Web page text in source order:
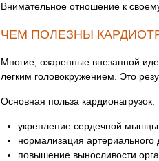
Внимательное отношение к
ЧЕМ ПОЛЕЗНЫ
Многие, озаренные внезапной
легким головокружением. Это
Основная польза кардионагрузок:
укрепление сердечной
нормализация артериального
повышение выносливости